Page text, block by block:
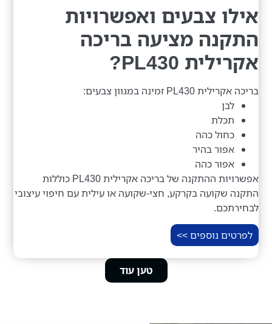
אילו צבעים ואפשרויות
התקנה מציעה בריכה
אקרילית PL430?
בריכה אקרילית PL430 זמינה במגוון צבעים:
לבן
תכלת
כחול כהה
אפור בהיר
אפור כהה
אפשרויות ההתקנה של בריכה אקרילית PL430 כוללות
התקנה שקועה בקרקע, חצי-שקועה או עילית עם חיפוי עיצובי
לבחירתכם.
לפרטים נוספים >>
טען עוד